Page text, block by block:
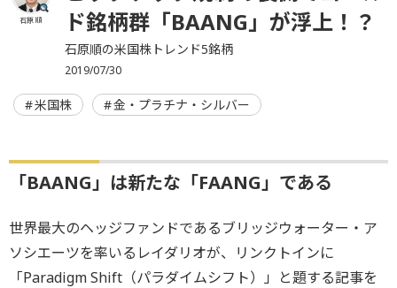
石原 順
ド銘柄群「BAANG」が浮上！？
石原順の米国株トレンド5銘柄
2019/07/30
米国株 金・プラチナ・シルバー
「BAANG」は新たな「FAANG」である
世界最大のヘッジファンドであるブリッジウォーター・ア
ソシエーツを率いるレイダリオが、リンクトインに
「Paradigm Shift（パラダイムシフト）」と題する記事を